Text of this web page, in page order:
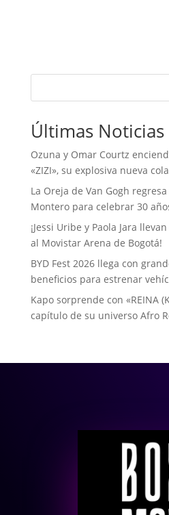
Últimas Noticias
Ozuna y Omar Courtz
«ZIZI», su explosiva nueva
La Oreja de Van Gogh
Montero para celebrar 30
¡Jessi Uribe y Paola Jara
al Movistar Arena de Bogotá!
BYD Fest 2026 llega con
beneficios para estrenar
Kapo sorprende con «REINA
capítulo de su universo Afro